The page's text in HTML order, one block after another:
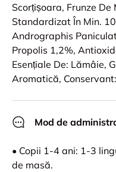
Scorțișoara, Frunze
Standardizat În Min.
Andrographis
Propolis 1,2%,
Esențiale De: Lămâie,
Aromatică,
Mod de
• Copii 1-4 ani: 1-3
de masă.